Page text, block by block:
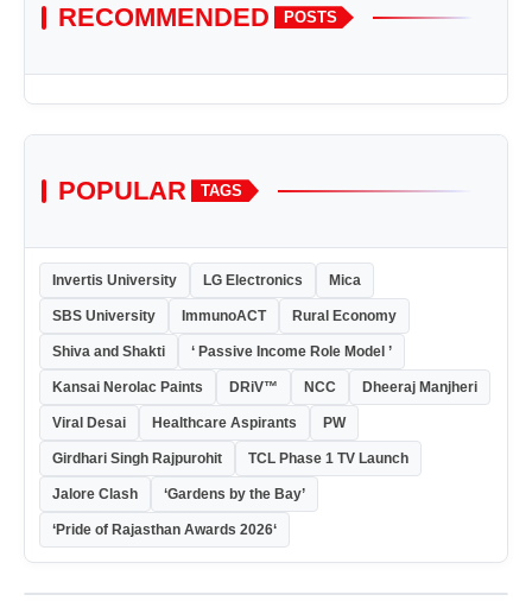
RECOMMENDED POSTS
POPULAR TAGS
Invertis University LG Electronics Mica
SBS University ImmunoACT Rural Economy
Shiva and Shakti ‘ Passive Income Role Model ’
Kansai Nerolac Paints DRiV™ NCC Dheeraj Manjheri
Viral Desai Healthcare Aspirants PW
Girdhari Singh Rajpurohit TCL Phase 1 TV Launch
Jalore Clash ‘Gardens by the Bay’
‘Pride of Rajasthan Awards 2026‘